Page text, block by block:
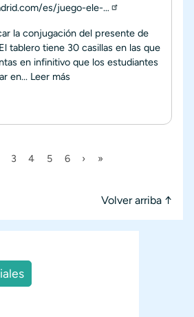
es/juego-ele-…
la conjugación del presente de
tablero tiene 30 casillas en las que
en infinitivo que los estudiantes
en... Leer más
Paginación
actual
Página
3 Página
4 Página
5 Página
6 Siguiente página
› Última página
»
Volver arriba ↑